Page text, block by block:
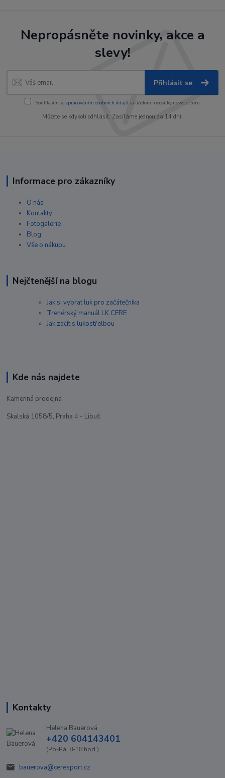
Nepropásněte novinky, akce a
slevy!
Přihlásit se
Souhlasím se zpracováním osobních údajůza účelem rozesílky newsletteru.
Můžete se kdykoli odhlásit. Zasíláme jednou za 14 dní.
Informace pro zákazníky
O nás
Kontakty
Fotogalerie
Blog
Vše o nákupu
Nejčtenější na blogu
Jak si vybrat luk pro začátečníka
Trenérský manuál LK CERE
Jak začít s lukostřelbou
Kde nás najdete
Kamenná prodejna
Skalská 1058/5, Praha 4 - Libuš
Kontakty
Helena Bauerová
+420 604143401
(Po-Pá, 8-18 hod.)
bauerova@ceresport.cz